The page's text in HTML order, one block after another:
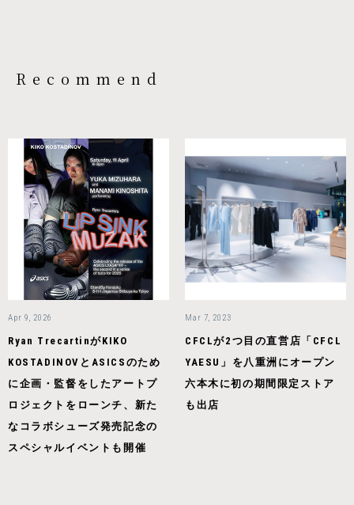
Recommend
Apr 9, 2026
Ryan TrecartinがKIKO
KOSTADINOVとASICSのため
に企画・監督をしたアートプ
ロジェクトをローンチ、新た
なコラボシューズ発売記念の
スペシャルイベントも開催
Mar 7, 2023
CFCLが2つ目の直営店「CFCL
YAESU」を八重洲にオープン
六本木に初の期間限定ストア
も出店